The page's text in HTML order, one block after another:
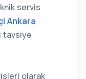
servis
Ankara
tavsiye
olarak